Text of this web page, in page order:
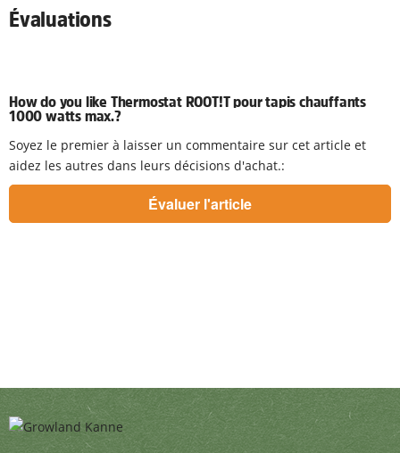
Évaluations
How do you like Thermostat ROOT!T pour tapis chauffants
1000 watts max.?
Soyez le premier à laisser un commentaire sur cet article et
aidez les autres dans leurs décisions d'achat.: